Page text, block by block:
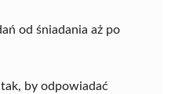
od śniadania aż po
by odpowiadać